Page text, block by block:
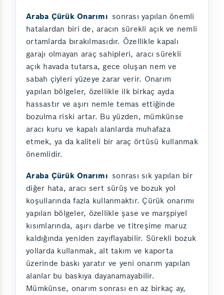
Araba Çürük Onarımı sonrası yapılan önemli
hatalardan biri de, aracın sürekli açık ve nemli
ortamlarda bırakılmasıdır. Özellikle kapalı
garajı olmayan araç sahipleri, aracı sürekli
açık havada tutarsa, gece oluşan nem ve
sabah çiyleri yüzeye zarar verir. Onarım
yapılan bölgeler, özellikle ilk birkaç ayda
hassastır ve aşırı nemle temas ettiğinde
bozulma riski artar. Bu yüzden, mümkünse
aracı kuru ve kapalı alanlarda muhafaza
etmek, ya da kaliteli bir araç örtüsü kullanmak
önemlidir.
Araba Çürük Onarımı sonrası sık yapılan bir
diğer hata, aracı sert sürüş ve bozuk yol
koşullarında fazla kullanmaktır. Çürük onarımı
yapılan bölgeler, özellikle şase ve marşpiyel
kısımlarında, aşırı darbe ve titreşime maruz
kaldığında yeniden zayıflayabilir. Sürekli bozuk
yollarda kullanmak, alt takım ve kaporta
üzerinde baskı yaratır ve yeni onarım yapılan
alanlar bu baskıya dayanamayabilir.
Mümkünse, onarım sonrası en az birkaç ay,